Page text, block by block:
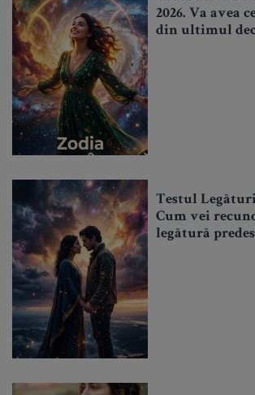
2026. Va avea
din ultimul
Testul
Cum vei
legătură